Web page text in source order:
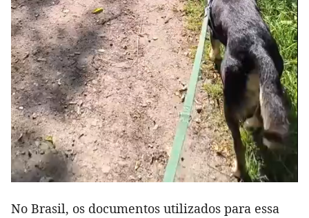
No Brasil, os documentos utilizados para essa